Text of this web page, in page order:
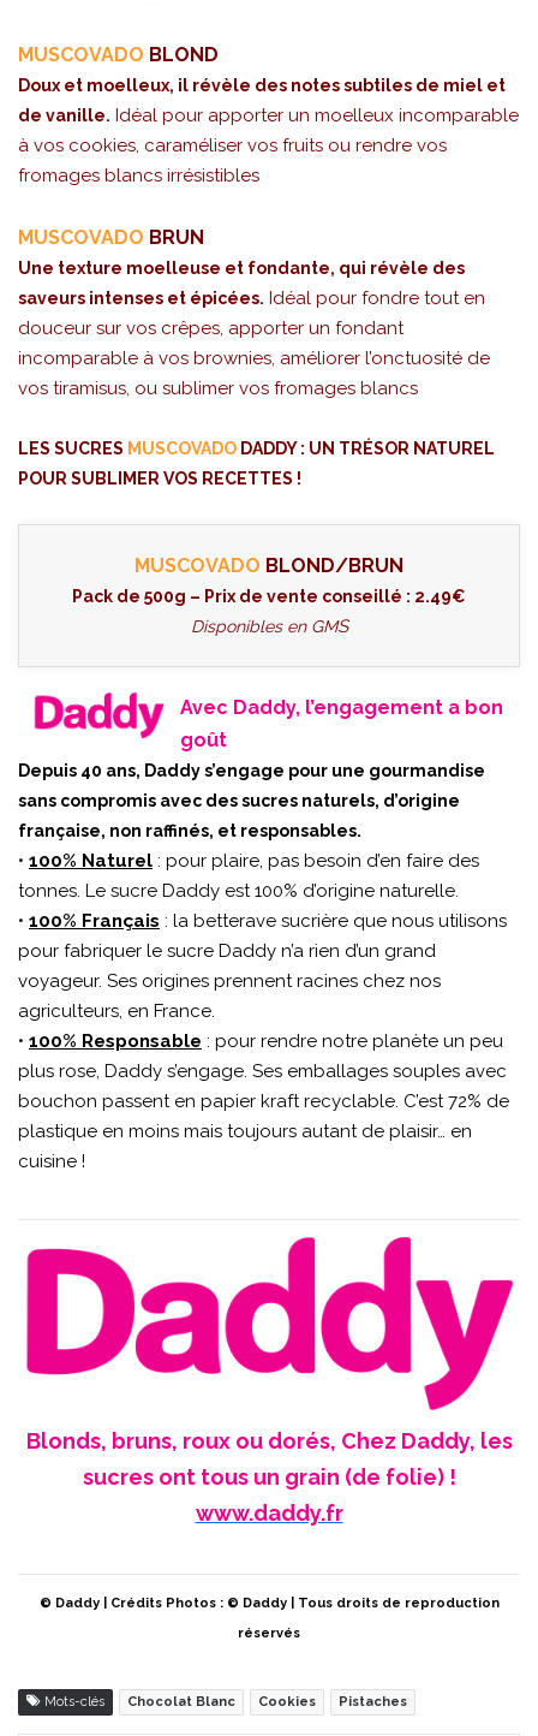
MUSCOVADO BLOND
Doux et moelleux, il révèle des notes subtiles de miel et
de vanille. Idéal pour apporter un moelleux incomparable
à vos cookies, caraméliser vos fruits ou rendre vos
fromages blancs irrésistibles
MUSCOVADO BRUN
Une texture moelleuse et fondante, qui révèle des
saveurs intenses et épicées. Idéal pour fondre tout en
douceur sur vos crêpes, apporter un fondant
incomparable à vos brownies, améliorer l’onctuosité de
vos tiramisus, ou sublimer vos fromages blancs
LES SUCRES MUSCOVADO DADDY : UN TRÉSOR NATUREL
POUR SUBLIMER VOS RECETTES !
MUSCOVADO BLOND/BRUN
Pack de 500g – Prix de vente conseillé : 2.49€
Disponibles en GMS
Avec Daddy, l’engagement a bon
goût
Depuis 40 ans, Daddy s’engage pour une gourmandise
sans compromis avec des sucres naturels, d’origine
française, non raffinés, et responsables.
• 100% Naturel : pour plaire, pas besoin d’en faire des
tonnes. Le sucre Daddy est 100% d’origine naturelle.
• 100% Français : la betterave sucrière que nous utilisons
pour fabriquer le sucre Daddy n’a rien d’un grand
voyageur. Ses origines prennent racines chez nos
agriculteurs, en France.
• 100% Responsable : pour rendre notre planète un peu
plus rose, Daddy s’engage. Ses emballages souples avec
bouchon passent en papier kraft recyclable. C’est 72% de
plastique en moins mais toujours autant de plaisir… en
cuisine !
Blonds, bruns, roux ou dorés, Chez Daddy, les
sucres ont tous un grain (de folie) !
www.daddy.fr
© Daddy | Crédits Photos : © Daddy | Tous droits de reproduction
réservés
Mots-clés Chocolat Blanc Cookies Pistaches